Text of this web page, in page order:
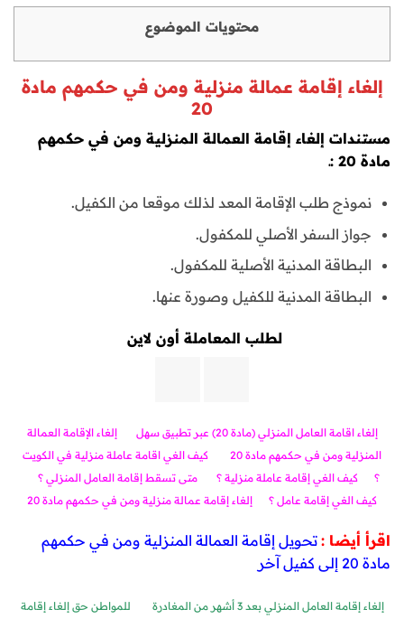
محتويات الموضوع
إلغاء إقامة عمالة منزلية ومن في حكمهم مادة
20
مستندات إلغاء إقامة العمالة المنزلية ومن في حكمهم
مادة 20 :ـ
نموذج طلب الإقامة المعد لذلك موقعا من الكفيل.
جواز السفر الأصلي للمكفول.
البطاقة المدنية الأصلية للمكفول.
البطاقة المدنية للكفيل وصورة عنها.
لطلب المعاملة أون لاين
إلغاء اقامة العامل المنزلي (مادة 20) عبر تطبيق سهل
إلغاء الإقامة العمالة
المنزلية ومن في حكمهم مادة 20
كيف الغي اقامة عاملة منزلية في الكويت
؟
كيف الغي إقامة عاملة منزلية ؟
متى تسقط إقامة العامل المنزلي ؟
كيف الغي إقامة عامل ؟
إلغاء إقامة عمالة منزلية ومن في حكمهم مادة 20
اقرأ أيضا : تحويل إقامة العمالة المنزلية ومن في حكمهم
مادة 20 إلى كفيل آخر
إلغاء إقامة العامل المنزلي بعد 3 أشهر من المغادرة
للمواطن حق إلغاء إقامة